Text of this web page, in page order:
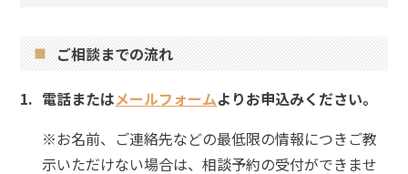
ご相談までの流れ
電話またはメールフォームよりお申込みください。
※お名前、ご連絡先などの最低限の情報につきご教
示いただけない場合は、相談予約の受付ができませ